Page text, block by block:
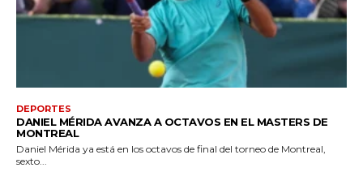
DEPORTES
DANIEL MÉRIDA AVANZA A OCTAVOS EN EL MASTERS DE
MONTREAL
Daniel Mérida ya está en los octavos de final del torneo de Montreal,
sexto...